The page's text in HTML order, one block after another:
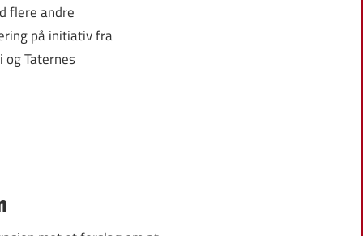
flere andre
på initiativ fra
Taternes